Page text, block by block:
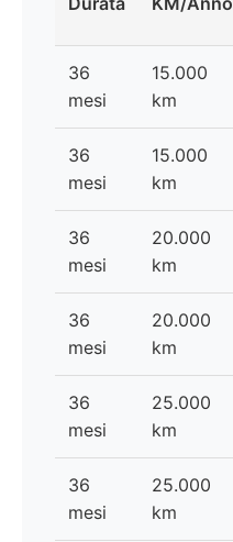
36
mesi
15.000
km
36
mesi
15.000
km
36
mesi
20.000
km
36
mesi
20.000
km
36
mesi
25.000
km
36
mesi
25.000
km